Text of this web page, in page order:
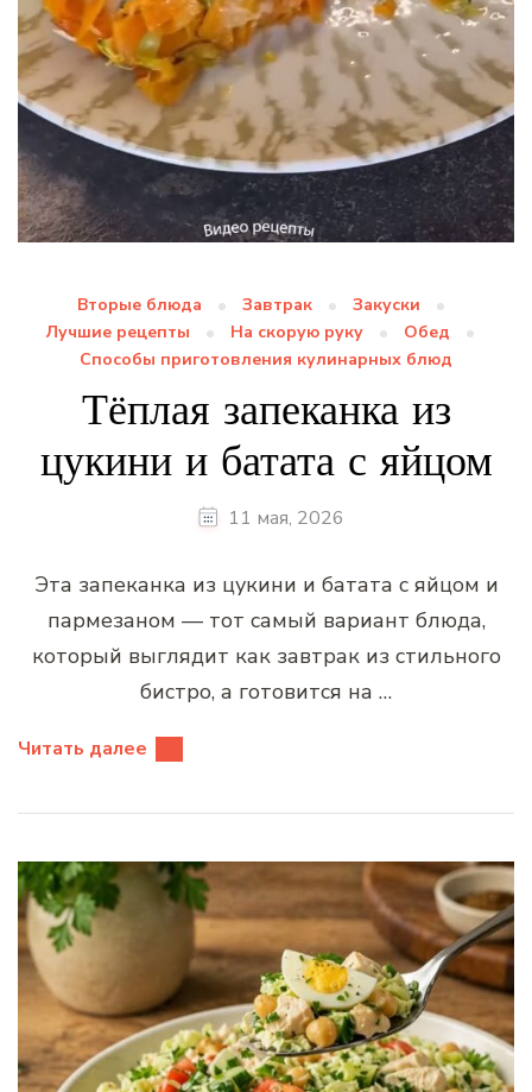
Вторые блюда Завтрак
Закуски
Лучшие рецепты
На скорую руку
Обед
Способы приготовления кулинарных блюд
Тёплая запеканка из
цукини и батата с яйцом
11 мая, 2026
Эта запеканка из цукини и батата с яйцом и
пармезаном — тот самый вариант блюда,
который выглядит как завтрак из стильного
бистро, а готовится на …
Читать далее